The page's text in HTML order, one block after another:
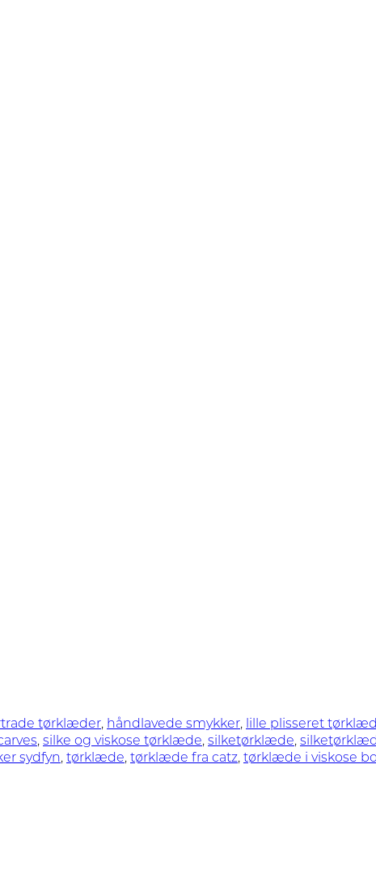
tørklæder, håndlavede smykker, lille plisseret
, silke og viskose tørklæde, silketørklæde,
sydfyn, tørklæde, tørklæde fra catz, tørklæde i viskose